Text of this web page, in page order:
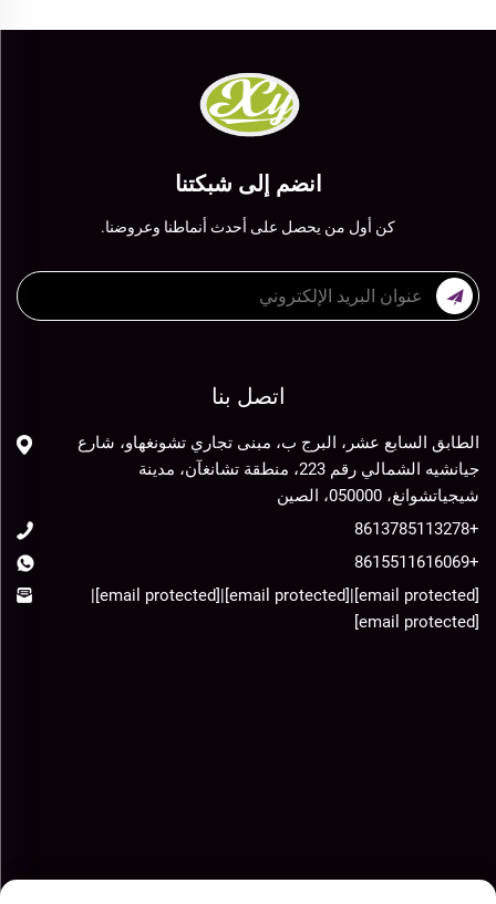
انضم إلى شبكتنا
كن أول من يحصل على أحدث أنماطنا وعروضنا.
اتصل بنا
الطابق السابع عشر، البرج ب، مبنى تجاري تشونغهاو، شارع
جيانشيه الشمالي رقم 223، منطقة تشانغآن، مدينة
شيجياتشوانغ، 050000، الصين
+8613785113278
+8615511616069
[email protected]
|
[email protected]
|
[email protected]
|
[email protected]